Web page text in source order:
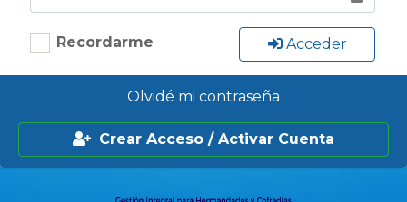
Recordarme Acceder
Olvidé mi contraseña
Crear Acceso / Activar Cuenta